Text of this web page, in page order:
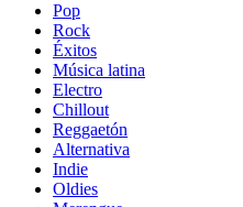
Pop
Rock
Éxitos
Música latina
Electro
Chillout
Reggaetón
Alternativa
Indie
Oldies